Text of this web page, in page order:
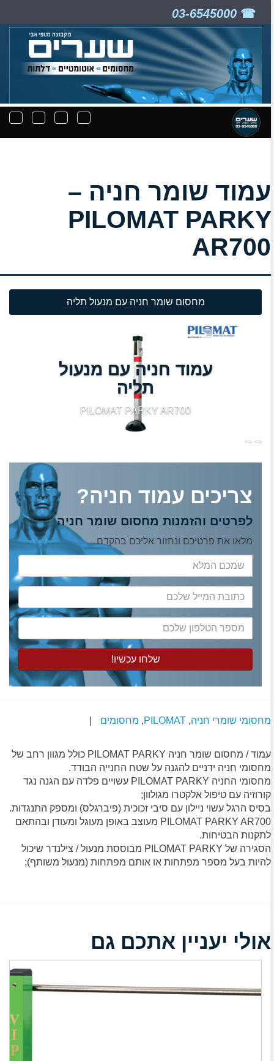
תפריט
יצירת
תפריט
חיפוש
ניווט
קבצים
עמוד שומר חניה –
PILOMAT PARKY
AR700
מחסום שומר חניה עם מנעול תליה
עמוד חניה עם מנעול
תליה
PILOMAT PARKY AR700
צריכים עמוד חניה?
לפרטים והזמנות מחסום שומר חניה
מלאו את פרטיכם ונחזור אליכם בהקדם
שמכם
המלא
כתובת
המייל
שלכם
מספר
הטלפון
שלכם
מחסומי שומרי חניה,
PILOMAT
, מחסומים
עמוד / מחסום שומר חניה PILOMAT PARKY כולל מגוון רחב של
מחסומי חניה ידניים להגנה על שטח החנייה הבודד.
מחסומי החניה PILOMAT PARKY עשויים פלדה עם הגנה נגד
קורוזיה עם טיפול אלקטרו מגולוון;
בסיס הרגל עשוי ניילון עם סיבי זכוכית (פיברגלס) ומספק התנגדות.
PILOMAT PARKY AR700 מעוצב באופן מעוגל ומעודן ובהתאם
לתקנות הבטיחות.
הסגירה של PILOMAT PARKY מבוססת מנעול / צילנדר שיכול
להיות בעל מספר מפתחות או אותם מפתחות (מנעול משותף);
אולי יעניין אתכם גם